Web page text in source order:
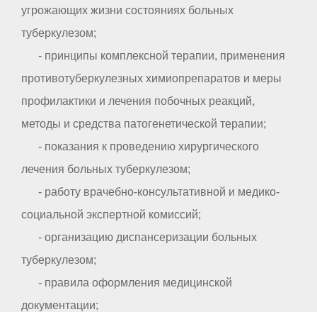
угрожающих жизни состояниях больных
туберкулезом;
- принципы комплексной терапии, применения
противотуберкулезных химиопрепаратов и меры
профилактики и лечения побочных реакций,
методы и средства патогенетической терапии;
- показания к проведению хирургического
лечения больных туберкулезом;
- работу врачебно-консультативной и медико-
социальной экспертной комиссий;
- организацию диспансеризации больных
туберкулезом;
- правила оформления медицинской
документации;